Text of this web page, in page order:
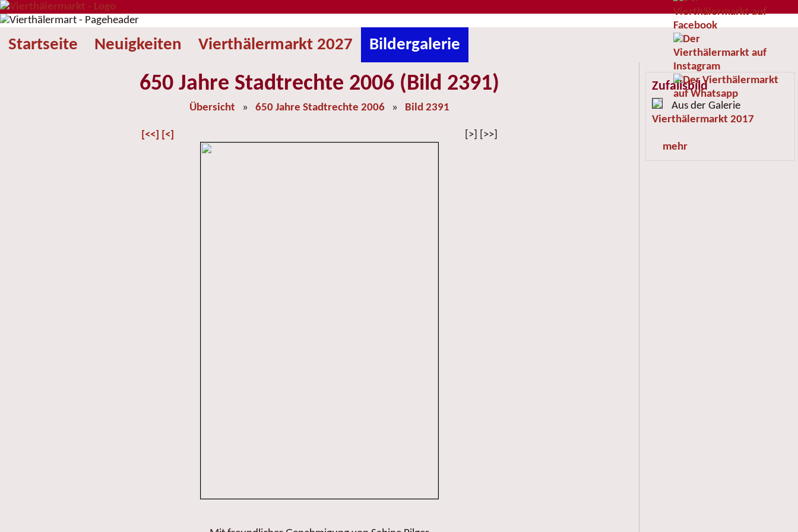
Startseite Neuigkeiten Vierthälermarkt 2027 Bildergalerie
650 Jahre Stadtrechte 2006 (Bild 2391)
Übersicht » 650 Jahre Stadtrechte 2006 » Bild 2391
[<<] [<] [>] [>>]
Zufallsbild
Aus der Galerie
Vierthälermarkt 2017
mehr